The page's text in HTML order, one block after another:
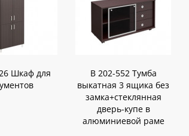
Шкаф для
В 202-552 Тумба
выкатная 3 ящика без
замка+стеклянная
дверь-купе в
алюминиевой раме